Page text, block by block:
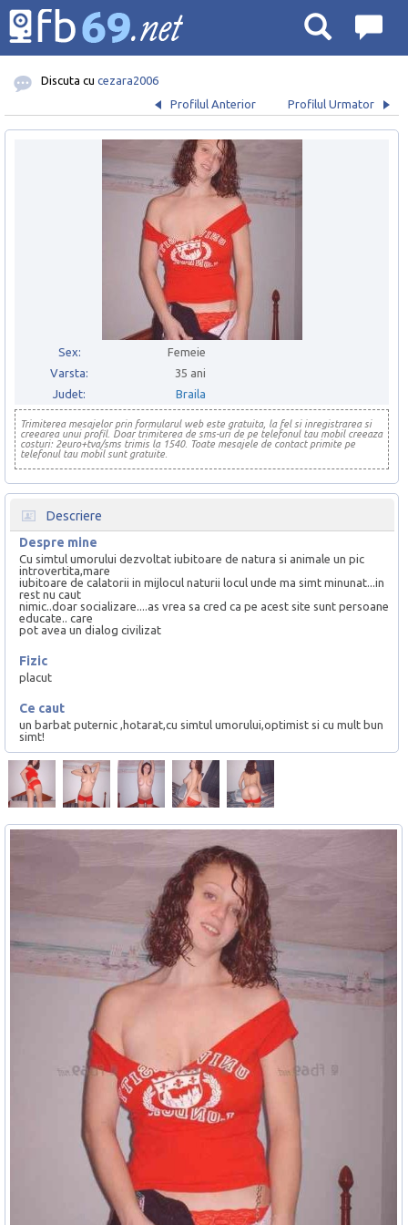
Discuta cu cezara2006
Profilul Urmator
Profilul Anterior
Sex:
Femeie
Varsta:
35 ani
Judet:
Braila
Trimiterea mesajelor prin formularul web este gratuita, la fel si inregistrarea si
creearea unui profil. Doar trimiterea de sms-uri de pe telefonul tau mobil creeaza
costuri: 2euro+tva/sms trimis la 1540. Toate mesajele de contact primite pe
telefonul tau mobil sunt gratuite.
Descriere
Despre mine
Cu simtul umorului dezvoltat iubitoare de natura si animale un pic
introvertita,mare
iubitoare de calatorii in mijlocul naturii locul unde ma simt minunat...in
rest nu caut
nimic..doar socializare....as vrea sa cred ca pe acest site sunt persoane
educate.. care
pot avea un dialog civilizat
Fizic
placut
Ce caut
un barbat puternic ,hotarat,cu simtul umorului,optimist si cu mult bun
simt!